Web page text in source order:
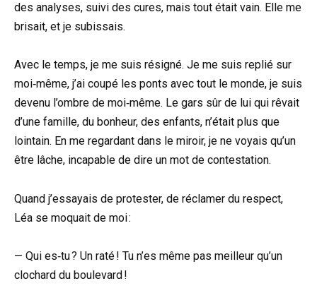
des analyses, suivi des cures, mais tout était vain. Elle me
brisait, et je subissais.
Avec le temps, je me suis résigné. Je me suis replié sur
moi‑même, j’ai coupé les ponts avec tout le monde, je suis
devenu l’ombre de moi‑même. Le gars sûr de lui qui rêvait
d’une famille, du bonheur, des enfants, n’était plus que
lointain. En me regardant dans le miroir, je ne voyais qu’un
être lâche, incapable de dire un mot de contestation.
Quand j’essayais de protester, de réclamer du respect,
Léa se moquait de moi :
— Qui es‑tu ? Un raté ! Tu n’es même pas meilleur qu’un
clochard du boulevard !